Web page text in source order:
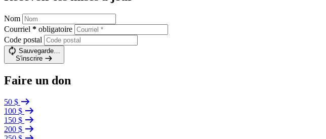
Nom
Courriel * obligatoire
Code postal
Sauvegarde…
S'inscrire
Faire un don
50 $
100 $
150 $
200 $